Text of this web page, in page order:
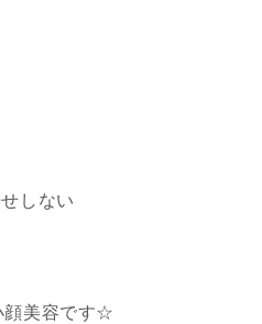
しない
顔美容です☆